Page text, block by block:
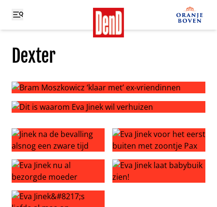
Dexter
Bram Moszkowicz ‘klaar met’ ex-vriendinnen
Jinek na de bevalling alsnog een zware tijd
Eva Jinek voor het eerst
Eva Jinek nu al bezorgde moeder